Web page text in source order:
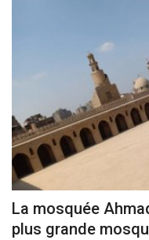
La mosquée
plus grande